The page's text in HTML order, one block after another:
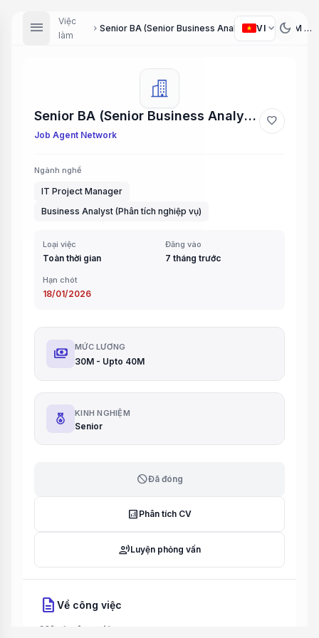
menu
Việc
làm
chevron_right Senior BA (Senior Business Analyst) / Senior PM (Senior Project Manager)
VI expand_more dark_mode
Senior BA (Senior Business Analyst) / Senior PM (Senior Project Manager)
Job Agent Network
favorite
Ngành nghề
IT Project Manager
Business Analyst (Phân tích nghiệp vụ)
Loại việc
Toàn thời gian
Đăng vào
7 tháng trước
Hạn chót
18/01/2026
payments MỨC LƯƠNG
30M - Upto 40M
KINH NGHIỆM
Senior
blockĐã đóng
analytics Phân tích CV
record_voice_overLuyện phỏng vấn
description Về công việc
Mô tả công việc: